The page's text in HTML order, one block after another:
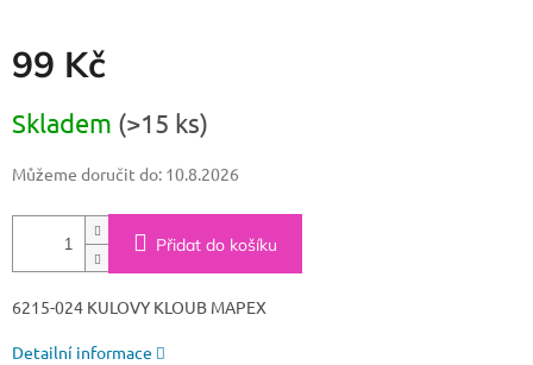
99 Kč
cena:
Skladem (>15 ks)
Můžeme doručit do: 10.8.2026
Přidat do košíku
6215-024 KULOVY KLOUB MAPEX
Detailní informace